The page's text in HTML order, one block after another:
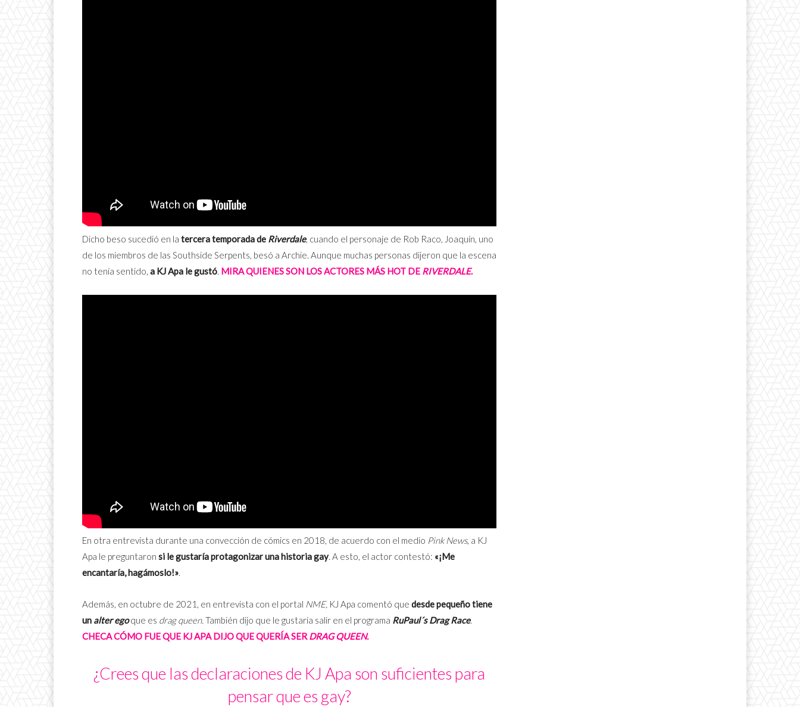
Dicho beso sucedió en la tercera temporada de Riverdale, cuando el personaje de Rob Raco, Joaquín, uno
de los miembros de las Southside Serpents, besó a Archie. Aunque muchas personas dijeron que la escena
no tenía sentido, a KJ Apa le gustó. MIRA QUIENES SON LOS ACTORES MÁS HOT DE RIVERDALE.
En otra entrevista durante una convección de cómics en 2018, de acuerdo con el medio Pink News, a KJ
Apa le preguntaron si le gustaría protagonizar una historia gay. A esto, el actor contestó: «¡Me
encantaría, hagámoslo!».
Además, en octubre de 2021, en entrevista con el portal NME, KJ Apa comentó que desde pequeño tiene
un alter egoque es drag queen. También dijo que le gustaría salir en el programa RuPaul´s Drag Race.
CHECA CÓMO FUE QUE KJ APA DIJO QUE QUERÍA SER DRAG QUEEN.
¿Crees que las declaraciones de KJ Apa son suficientes para
pensar que es gay?